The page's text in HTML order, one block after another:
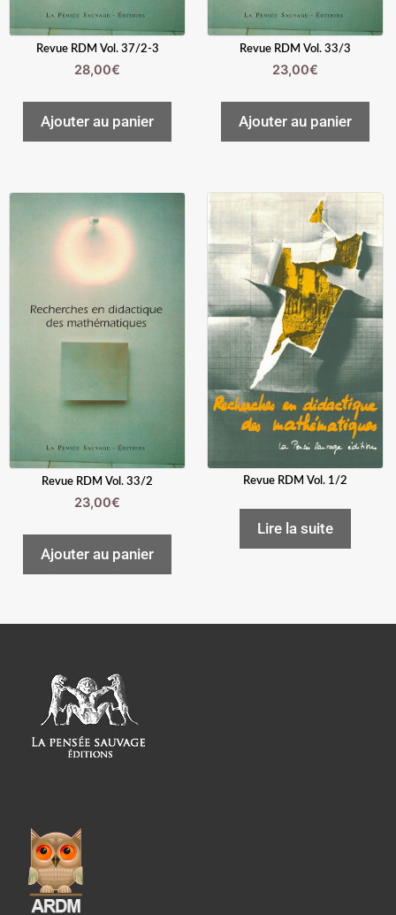
Revue RDM Vol. 37/2-3
28,00€
Ajouter au panier
Revue RDM Vol. 33/3
23,00€
Ajouter au panier
Revue RDM Vol. 33/2
23,00€
Ajouter au panier
Revue RDM Vol. 1/2
Lire la suite